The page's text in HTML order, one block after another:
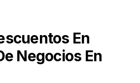
En
Negocios En